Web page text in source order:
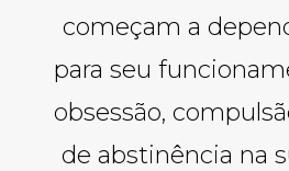
começam a
para seu
obsessão,
de abstinência na